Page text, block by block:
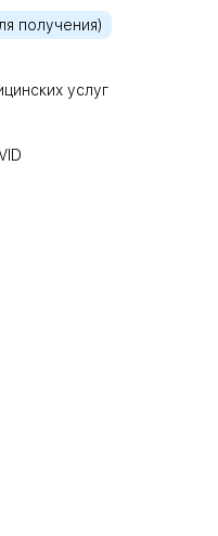
получения)
услуг